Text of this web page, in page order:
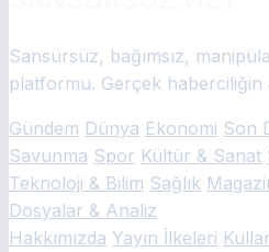
askerinin öldüğü, 5'inin ağır
Sansürsüz, bağımsız,
platformu. Gerçek haberciliğin
Gündem Dünya Ekonomi Son
Savunma Spor Kültür & Sanat
Teknoloji & Bilim Sağlık
Dosyalar & Analiz
Hakkımızda Yayın İlkeleri